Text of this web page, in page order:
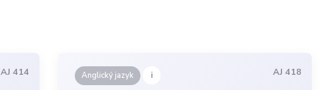
AJ 414 Anglický jazyk i AJ 418